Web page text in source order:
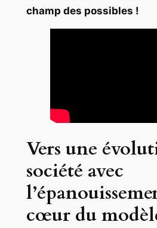
champ des possibles !
Vers une
société avec
cœur du